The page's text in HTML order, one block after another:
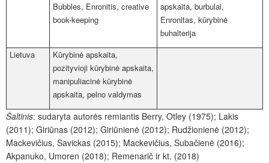
Bubbles, Enronitis, creative
book-keeping
apskaita, burbulai,
Enronitas, kūrybinė
buhalterija
Lietuva
Kūrybinė apskaita,
pozityvioji kūrybinė apskaita,
manipuliacinė kūrybinė
apskaita, pelno valdymas
Šaltinis: sudaryta autorės remiantis Berry, Otley (1975); Lakis
(2011); Giriūnas (2012); Giriūnienė (2012); Rudžionienė (2012);
Mackevičius, Savickas (2015); Mackevičius, Subačienė (2016);
Akpanuko, Umoren (2018); Remenarič ir kt. (2018)